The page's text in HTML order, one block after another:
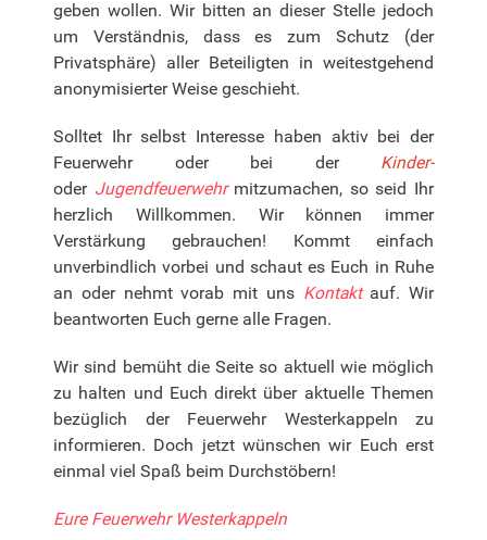
geben wollen. Wir bitten an dieser Stelle jedoch
um Verständnis, dass es zum Schutz (der
Privatsphäre) aller Beteiligten in weitestgehend
anonymisierter Weise geschieht.
Solltet Ihr selbst Interesse haben aktiv bei der
Feuerwehr oder bei der Kinder-
oder Jugendfeuerwehrmitzumachen, so seid Ihr
herzlich Willkommen. Wir können immer
Verstärkung gebrauchen! Kommt einfach
unverbindlich vorbei und schaut es Euch in Ruhe
an oder nehmt vorab mit uns Kontaktauf. Wir
beantworten Euch gerne alle Fragen.
Wir sind bemüht die Seite so aktuell wie möglich
zu halten und Euch direkt über aktuelle Themen
bezüglich der Feuerwehr Westerkappeln zu
informieren. Doch jetzt wünschen wir Euch erst
einmal viel Spaß beim Durchstöbern!
Eure Feuerwehr Westerkappeln